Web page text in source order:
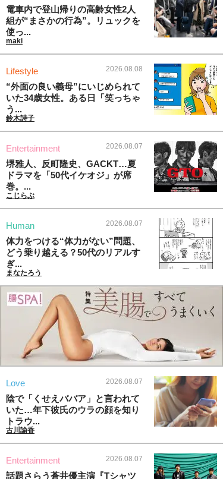
電車内で登山帰りの高齢女性2人
組が“まさかの行為”。リュックを
使っ...
maki
Lifestyle 2026.08.08
“外面の良い義母”にいじめられて
いた34歳女性。ある日「笑っちゃ
う...
鈴木詩子
Entertainment 2026.08.07
堺雅人、反町隆史、GACKT…夏
ドラマを「50代イケオジ」が席
巻。...
こじらぶ
Human 2026.08.07
体力をつける“体力がない”問題、
どう乗り越える？50代のリアルす
ぎ...
まなたろう
Love 2026.08.07
陰で「くせえババア」と言われて
いた…年下彼氏のウラの顔を知り
トラウ...
古川諭香
Entertainment 2026.08.07
話題さらう蒼井優主演『Tシャツ